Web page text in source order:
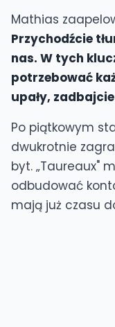
Mathias
Przychodźcie
nas. W tych
potrzebować
upały,
Po piątkowym
dwukrotnie
byt. „Taureaux"
odbudować
mają już czasu